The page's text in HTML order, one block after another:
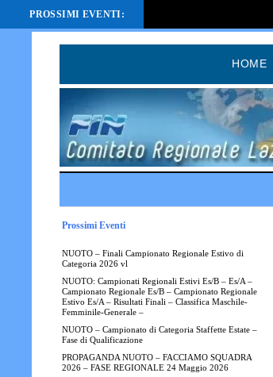
HOME
Prossimi Eventi
NUOTO – Finali Campionato Regionale Estivo di
Categoria 2026 vl
NUOTO: Campionati Regionali Estivi Es/B – Es/A –
Campionato Regionale Es/B – Campionato Regionale
Estivo Es/A – Risultati Finali – Classifica Maschile-
Femminile-Generale –
NUOTO – Campionato di Categoria Staffette Estate –
Fase di Qualificazione
PROPAGANDA NUOTO – FACCIAMO SQUADRA
2026 – FASE REGIONALE 24 Maggio 2026
PROSSIMI EVENTI: